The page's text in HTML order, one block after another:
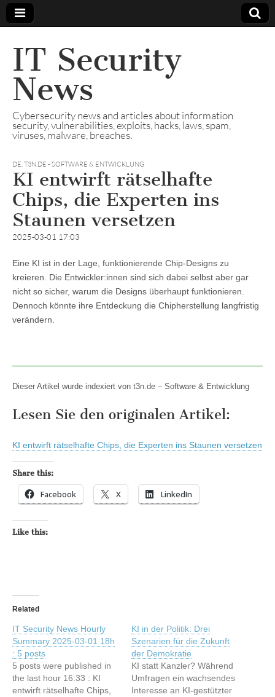
IT Security
News
Cybersecurity news and articles about information
security, vulnerabilities, exploits, hacks, laws, spam,
viruses, malware, breaches.
DE,T3N.DE - SOFTWARE & ENTWICKLUNG
KI entwirft rätselhafte
Chips, die Experten ins
Staunen versetzen
2025-03-01 17:03
Eine KI ist in der Lage, funktionierende Chip-Designs zu
kreieren. Die Entwickler:innen sind sich dabei selbst aber gar
nicht so sicher, warum die Designs überhaupt funktionieren.
Dennoch könnte ihre Entdeckung die Chipherstellung langfristig
verändern.
Dieser Artikel wurde indexiert von t3n.de – Software & Entwicklung
Lesen Sie den originalen Artikel:
KI entwirft rätselhafte Chips, die Experten ins Staunen versetzen
Share this:
Facebook X LinkedIn
Like this:
Related
IT Security News Hourly
Summary 2025-03-01 18h
: 5 posts
5 posts were published in
the last hour 16:33 : KI
entwirft rätselhafte Chips,
KI in der Politik: Drei
Szenarien für die Zukunft
der Demokratie
KI statt Kanzler? Während
Umfragen ein wachsendes
Interesse an KI-gestützter